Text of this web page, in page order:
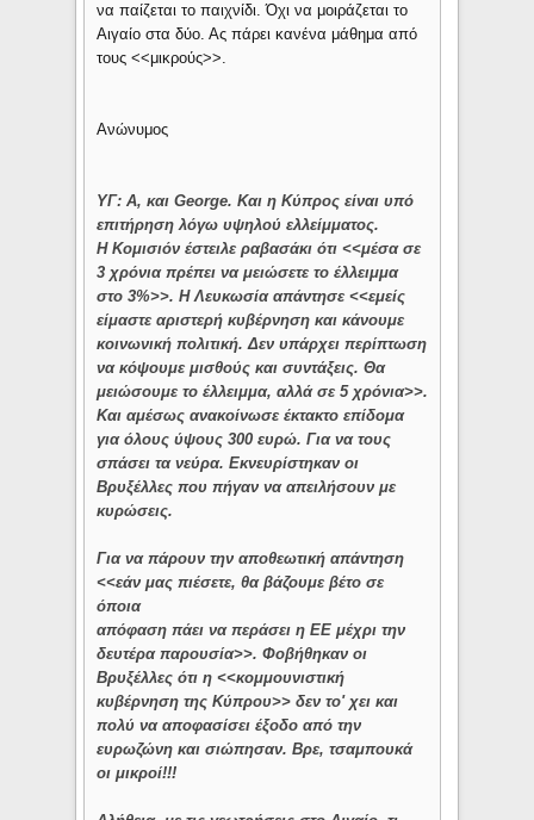
να παίζεται το παιχνίδι. Όχι να μοιράζεται το
Αιγαίο στα δύο. Ας πάρει κανένα μάθημα από
τους <<μικρούς>>.
Ανώνυμος
ΥΓ: Α, και George. Και η Κύπρος είναι υπό
επιτήρηση λόγω υψηλού ελλείμματος.
Η Κομισιόν έστειλε ραβασάκι ότι <<μέσα σε
3 χρόνια πρέπει να μειώσετε το έλλειμμα
στο 3%>>. Η Λευκωσία απάντησε <<εμείς
είμαστε αριστερή κυβέρνηση και κάνουμε
κοινωνική πολιτική. Δεν υπάρχει περίπτωση
να κόψουμε μισθούς και συντάξεις. Θα
μειώσουμε το έλλειμμα, αλλά σε 5 χρόνια>>.
Και αμέσως ανακοίνωσε έκτακτο επίδομα
για όλους ύψους 300 ευρώ. Για να τους
σπάσει τα νεύρα. Εκνευρίστηκαν οι
Βρυξέλλες που πήγαν να απειλήσουν με
κυρώσεις.
Για να πάρουν την αποθεωτική απάντηση
<<εάν μας πιέσετε, θα βάζουμε βέτο σε
όποια
απόφαση πάει να περάσει η ΕΕ μέχρι την
δευτέρα παρουσία>>. Φοβήθηκαν οι
Βρυξέλλες ότι η <<κομμουνιστική
κυβέρνηση της Κύπρου>> δεν το' χει και
πολύ να αποφασίσει έξοδο από την
ευρωζώνη και σιώπησαν. Βρε, τσαμπουκά
οι μικροί!!!